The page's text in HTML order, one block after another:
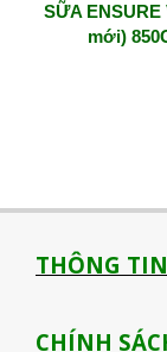
SỮA ENSURE
mới)
THÔNG
CHÍNH